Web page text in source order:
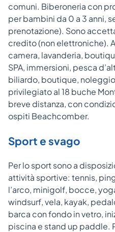
comuni. Biberoneria con
per bambini da 0 a 3 anni,
prenotazione). Sono
credito (non elettroniche).
camera, lavanderia,
SPA, immersioni, pesca
biliardo, boutique,
privilegiato al 18 buche
breve distanza, con
ospiti Beachcomber.
Sport e svago
Per lo sport sono a
attività sportive: tennis,
l’arco, minigolf, bocce,
windsurf, vela, kayak,
barca con fondo in vetro,
piscina e stand up paddle.